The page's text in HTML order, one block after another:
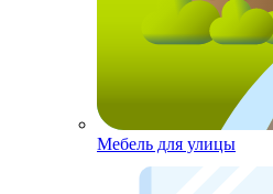
Мебель для улицы